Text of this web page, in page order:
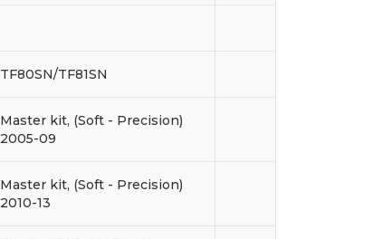
TF80SN/TF81SN
Master kit, (Soft - Precision)
2005-09
Master kit, (Soft - Precision)
2010-13